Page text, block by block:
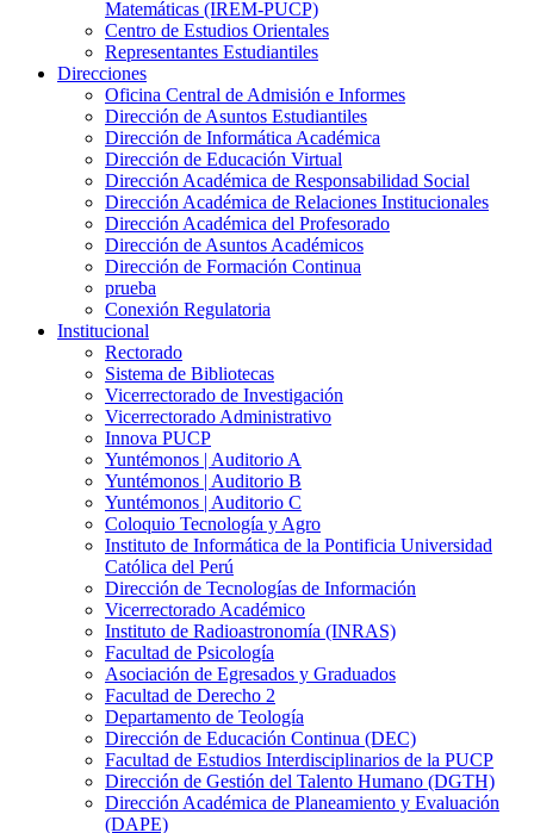
Matemáticas (IREM-PUCP)
Centro de Estudios Orientales
Representantes Estudiantiles
Direcciones
Oficina Central de Admisión e Informes
Dirección de Asuntos Estudiantiles
Dirección de Informática Académica
Dirección de Educación Virtual
Dirección Académica de Responsabilidad Social
Dirección Académica de Relaciones Institucionales
Dirección Académica del Profesorado
Dirección de Asuntos Académicos
Dirección de Formación Continua
prueba
Conexión Regulatoria
Institucional
Rectorado
Sistema de Bibliotecas
Vicerrectorado de Investigación
Vicerrectorado Administrativo
Innova PUCP
Yuntémonos | Auditorio A
Yuntémonos | Auditorio B
Yuntémonos | Auditorio C
Coloquio Tecnología y Agro
Instituto de Informática de la Pontificia Universidad
Católica del Perú
Dirección de Tecnologías de Información
Vicerrectorado Académico
Instituto de Radioastronomía (INRAS)
Facultad de Psicología
Asociación de Egresados y Graduados
Facultad de Derecho 2
Departamento de Teología
Dirección de Educación Continua (DEC)
Facultad de Estudios Interdisciplinarios de la PUCP
Dirección de Gestión del Talento Humano (DGTH)
Dirección Académica de Planeamiento y Evaluación
(DAPE)